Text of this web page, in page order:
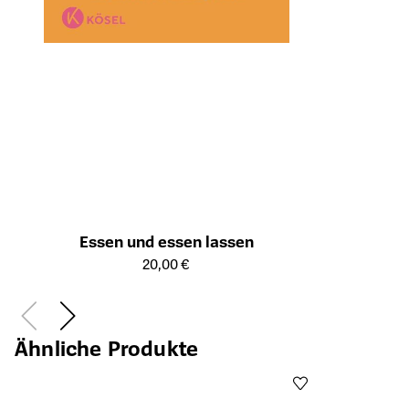
Essen und essen lassen
Öffnet die Detailseite des Produkts
20,00 €
Ähnliche Produkte